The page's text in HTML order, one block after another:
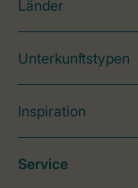
Länder
Unterkunftstypen
Inspiration
Service